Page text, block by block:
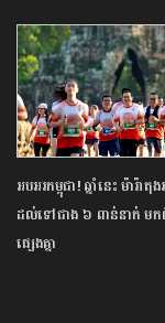
អបអរកម្ពុជា! ឆ្នាំនេះ ម៉ារ៉ាតុ
ដល់​ទៅ​ជាង ៦ ពាន់​នាក់ ម
ផ្សេង​គ្នា